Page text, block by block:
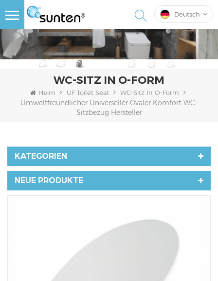
Deutsch
WC-SITZ IN O-FORM
Heim UF Toilet Seat WC-Sitz In O-Form
Umweltfreundlicher Universeller Ovaler Komfort-WC-
Sitzbezug Hersteller
KATEGORIEN
NEUE PRODUKTE